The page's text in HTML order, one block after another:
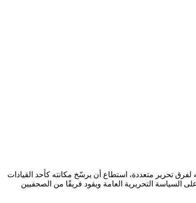
تحرير متعددة، استطاع أن يرسّخ مكانته كأحد القيادات
السياسة التحريرية العامة ويقود فريقًا من الصحفيين